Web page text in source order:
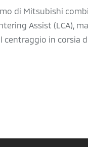
di Mitsubishi
Assist (LCA),
centraggio in corsia